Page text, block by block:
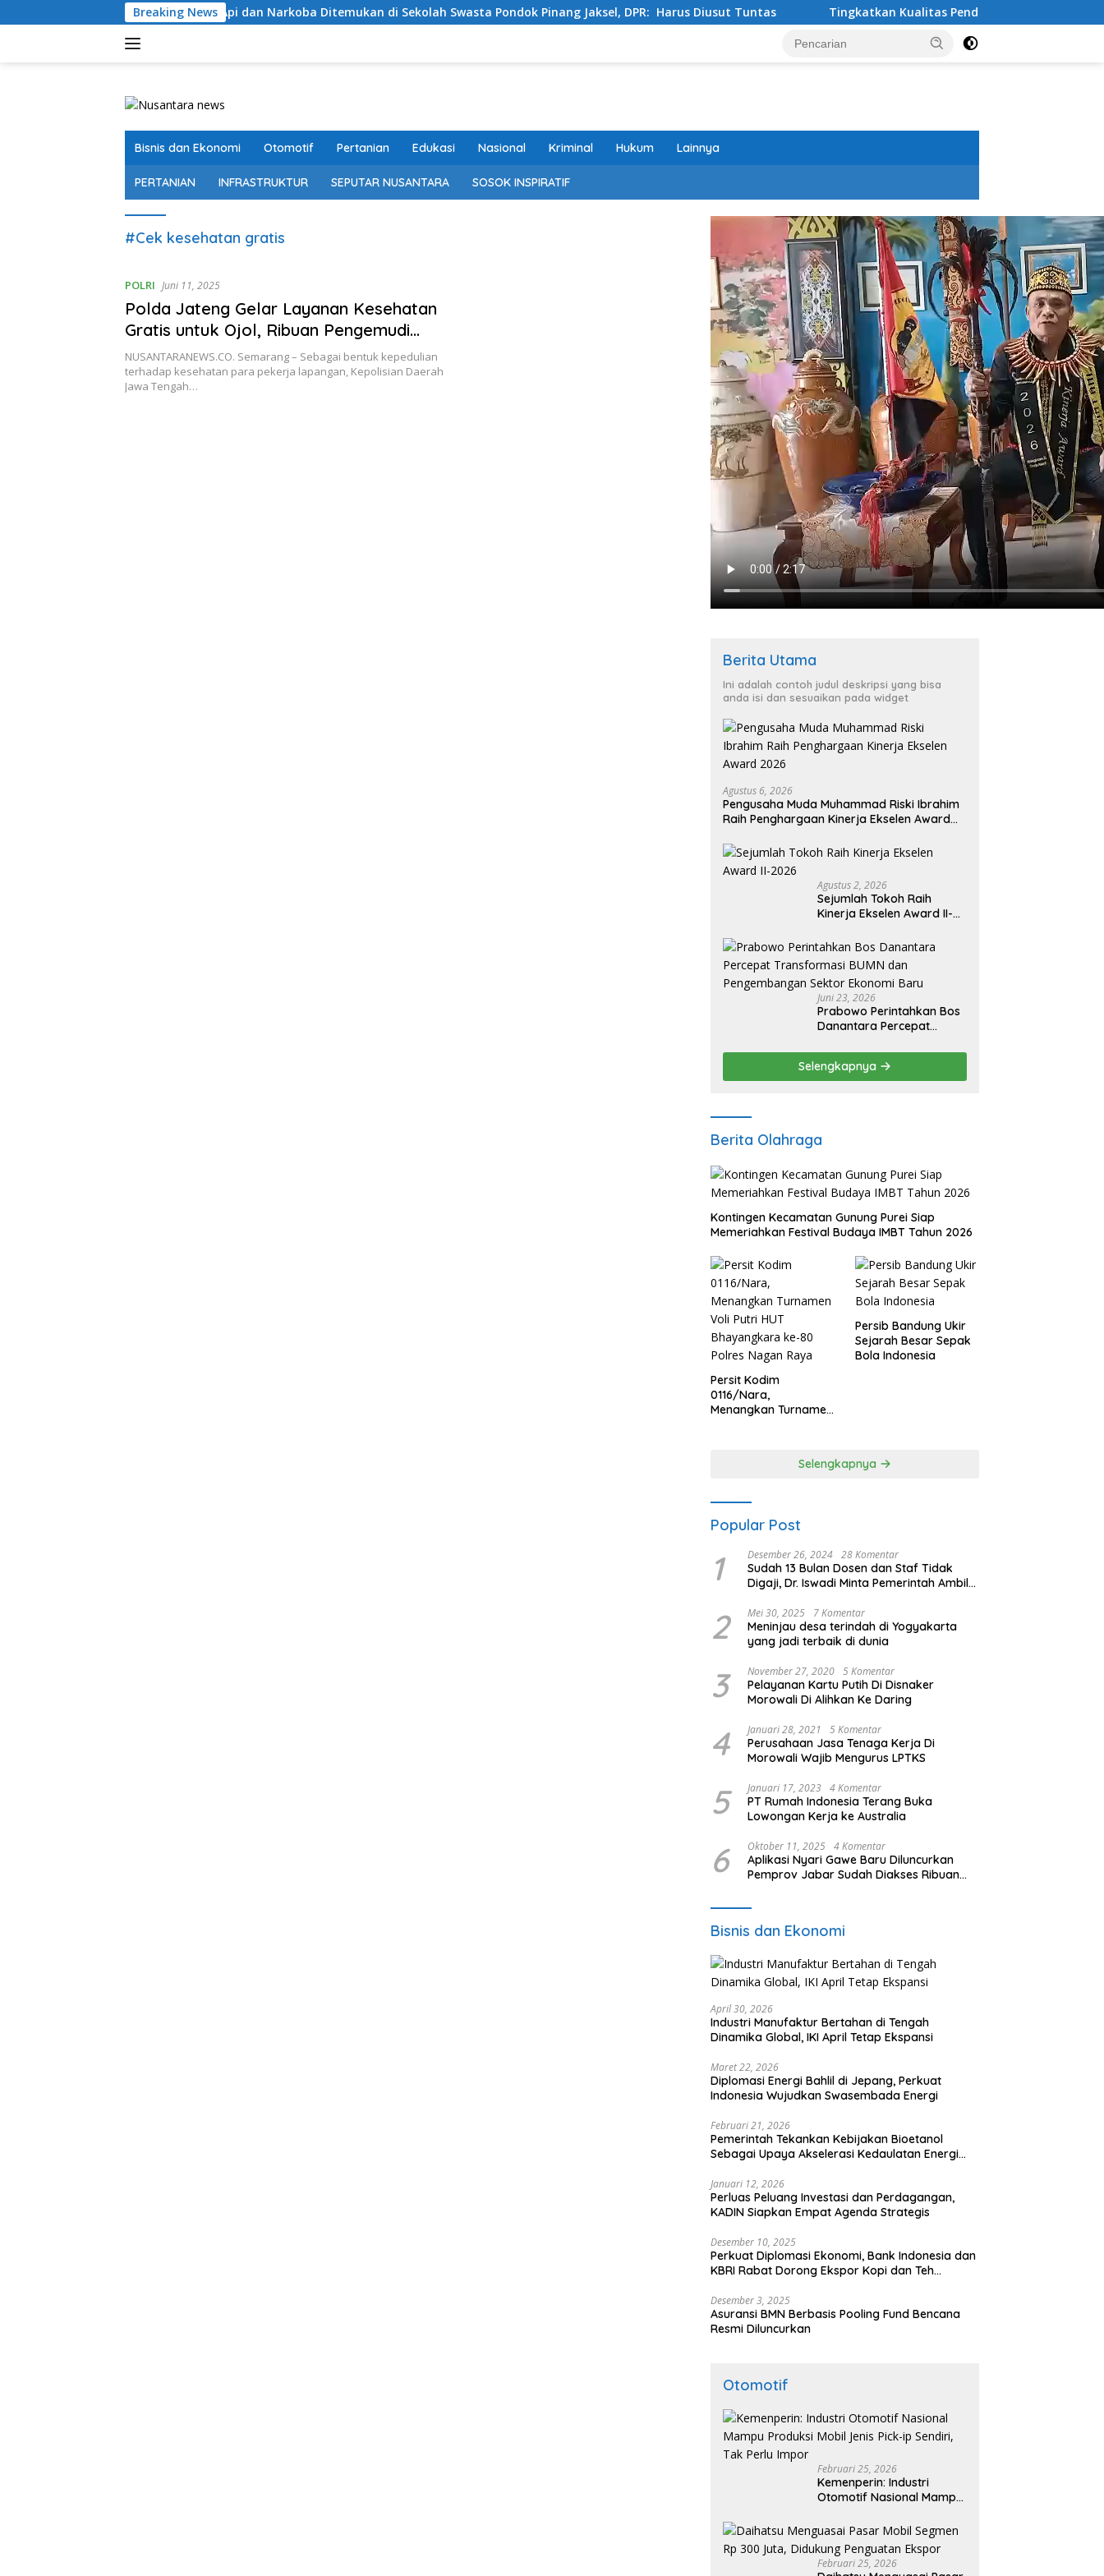
ke
Breaking News
Ratusan Senjata Api dan Narkoba Ditemukan di Sekolah Swasta Pondok Pinang Jaksel, DPR: Harus Diusut Tuntas Tingkatkan Kualitas Pendidikan , PT IMIP dan Dinas
Bisnis dan Ekonomi Otomotif Pertanian Edukasi Nasional Kriminal Hukum Lainnya
PERTANIAN INFRASTRUKTUR SEPUTAR NUSANTARA SOSOK INSPIRATIF
#Cek kesehatan gratis
POLRI Juni 11, 2025
Polda Jateng Gelar Layanan Kesehatan
Gratis untuk Ojol, Ribuan Pengemudi
Antusias Ikuti Pemeriksaan
NUSANTARANEWS.CO. Semarang – Sebagai bentuk kepedulian
terhadap kesehatan para pekerja lapangan, Kepolisian Daerah
Jawa Tengah…
Berita Utama
Ini adalah contoh judul deskripsi yang bisa
anda isi dan sesuaikan pada widget
Agustus 6, 2026
Pengusaha Muda Muhammad Riski Ibrahim
Raih Penghargaan Kinerja Ekselen Award
Agustus 2, 2026
Sejumlah Tokoh Raih
Kinerja Ekselen Award II-
Juni 23, 2026
Prabowo Perintahkan Bos
Danantara Percepat
Pengembangan Sektor
Ekonomi Baru
Selengkapnya
Berita Olahraga
Kontingen Kecamatan Gunung Purei Siap
Memeriahkan Festival Budaya IMBT Tahun 2026
Persit Kodim
0116/Nara,
Menangkan Turnamen
Persib Bandung Ukir
Sejarah Besar Sepak
Bola Indonesia
Selengkapnya
Popular Post
1 Desember 26, 2024 28 Komentar
Sudah 13 Bulan Dosen dan Staf Tidak
Digaji, Dr. Iswadi Minta Pemerintah Ambil
2 Mei 30, 2025 7 Komentar
Meninjau desa terindah di Yogyakarta
yang jadi terbaik di dunia
3 November 27, 2020 5 Komentar
Pelayanan Kartu Putih Di Disnaker
Morowali Di Alihkan Ke Daring
4 Januari 28, 2021 5 Komentar
Perusahaan Jasa Tenaga Kerja Di
Morowali Wajib Mengurus LPTKS
5 Januari 17, 2023 4 Komentar
PT Rumah Indonesia Terang Buka
Lowongan Kerja ke Australia
6 Oktober 11, 2025 4 Komentar
Aplikasi Nyari Gawe Baru Diluncurkan
Pemprov Jabar Sudah Diakses Ribuan
Bisnis dan Ekonomi
April 30, 2026
Industri Manufaktur Bertahan di Tengah
Dinamika Global, IKI April Tetap Ekspansi
Maret 22, 2026
Diplomasi Energi Bahlil di Jepang, Perkuat
Indonesia Wujudkan Swasembada Energi
Februari 21, 2026
Pemerintah Tekankan Kebijakan Bioetanol
Sebagai Upaya Akselerasi Kedaulatan Energi
Januari 12, 2026
Perluas Peluang Investasi dan Perdagangan,
KADIN Siapkan Empat Agenda Strategis
Desember 10, 2025
Perkuat Diplomasi Ekonomi, Bank Indonesia dan
KBRI Rabat Dorong Ekspor Kopi dan Teh
Desember 3, 2025
Asuransi BMN Berbasis Pooling Fund Bencana
Resmi Diluncurkan
Otomotif
Februari 25, 2026
Kemenperin: Industri
Otomotif Nasional Mampu
ip Sendiri, Tak Perlu Impor
Februari 25, 2026